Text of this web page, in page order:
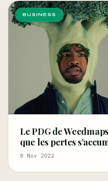
BUSINESS
Le PDG de
que les pertes
8 Nov 2022